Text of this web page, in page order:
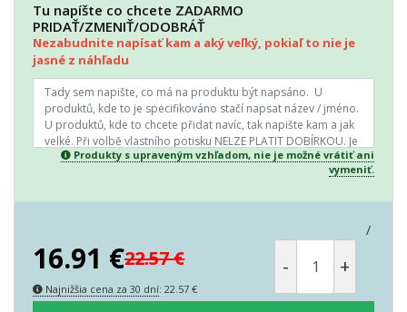
Tu napíšte co chcete ZADARMO
PRIDAŤ/ZMENIŤ/ODOBRÁŤ
Nezabudnite napísať kam a aký veľký, pokiaľ to nie je
jasné z náhľadu
Produkty s upraveným vzhľadom, nie je možné vrátiť ani
vymeniť.
/
16.91 €22.57€
Najnižšia cena za 30 dní: 22.57 €
- +